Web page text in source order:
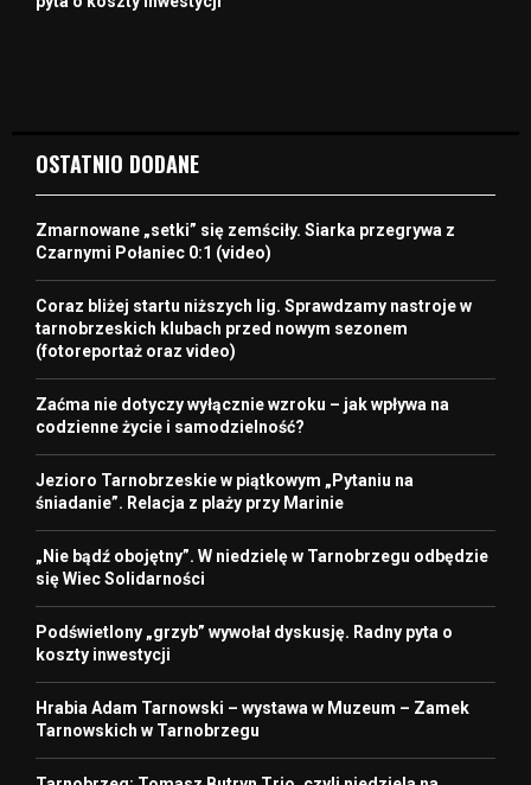
OSTATNIO DODANE
Zmarnowane „setki” się zemściły. Siarka przegrywa z
Czarnymi Połaniec 0:1 (video)
Coraz bliżej startu niższych lig. Sprawdzamy nastroje w
tarnobrzeskich klubach przed nowym sezonem
(fotoreportaż oraz video)
Zaćma nie dotyczy wyłącznie wzroku – jak wpływa na
codzienne życie i samodzielność?
Jezioro Tarnobrzeskie w piątkowym „Pytaniu na
śniadanie”. Relacja z plaży przy Marinie
„Nie bądź obojętny”. W niedzielę w Tarnobrzegu odbędzie
się Wiec Solidarności
Podświetlony „grzyb” wywołał dyskusję. Radny pyta o
koszty inwestycji
Hrabia Adam Tarnowski – wystawa w Muzeum – Zamek
Tarnowskich w Tarnobrzegu